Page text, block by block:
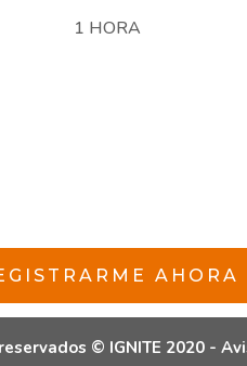
1 HORA
AHORA
© IGNITE 2020 -